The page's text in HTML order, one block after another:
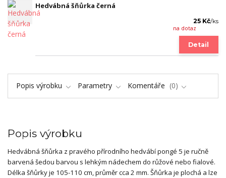
Hedvábná šňůrka černá
25 Kč/ks
na dotaz
Detail
Popis výrobku Parametry Komentáře 0
Popis výrobku
Hedvábná šňůrka z pravého přírodního hedvábí pongé 5 je ručně
barvená šedou barvou s lehkým nádechem do růžové nebo fialové.
Délka šňůrky je 105-110 cm, průměr cca 2 mm. Šňůrka je plochá a lze